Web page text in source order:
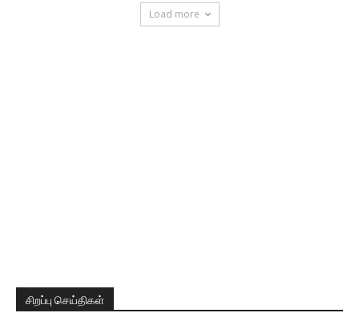
Load more
சிறப்பு செய்திகள்